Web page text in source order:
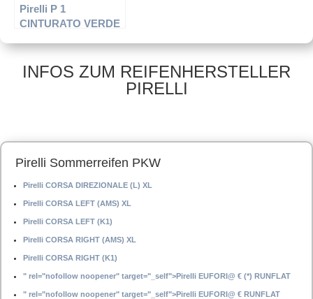
Pirelli P 1
CINTURATO VERDE
205/60 R15 91 V –
Sommerreifen
INFOS ZUM REIFENHERSTELLER
PIRELLI
Pirelli Sommerreifen PKW
Pirelli CORSA DIREZIONALE (L) XL
Pirelli CORSA LEFT (AMS) XL
Pirelli CORSA LEFT (K1)
Pirelli CORSA RIGHT (AMS) XL
Pirelli CORSA RIGHT (K1)
" rel="nofollow noopener" target="_self">Pirelli EUFORI@ € (*) RUNFLAT
" rel="nofollow noopener" target="_self">Pirelli EUFORI@ € RUNFLAT